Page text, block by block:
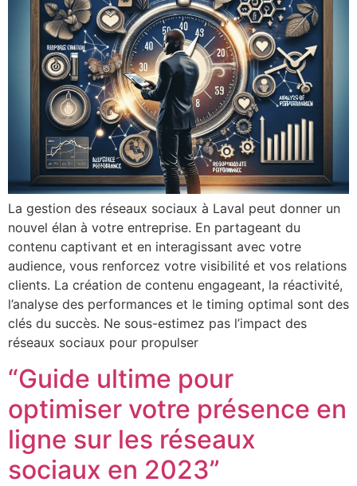
La gestion des réseaux sociaux à Laval peut donner un
nouvel élan à votre entreprise. En partageant du
contenu captivant et en interagissant avec votre
audience, vous renforcez votre visibilité et vos relations
clients. La création de contenu engageant, la réactivité,
l’analyse des performances et le timing optimal sont des
clés du succès. Ne sous-estimez pas l’impact des
réseaux sociaux pour propulser
“Guide ultime pour
optimiser votre présence en
ligne sur les réseaux
sociaux en 2023”